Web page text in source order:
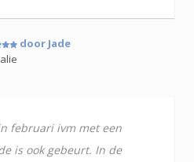
door Jade
februari ivm met een
is ook gebeurt. In de